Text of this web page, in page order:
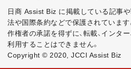
日商 Assist Biz に掲載している記事
法や国際条約などで保護されています
作権者の承諾を得ずに、転載、インタ
利用することはできません。
Copyright © 2020, JCCI Assist Biz